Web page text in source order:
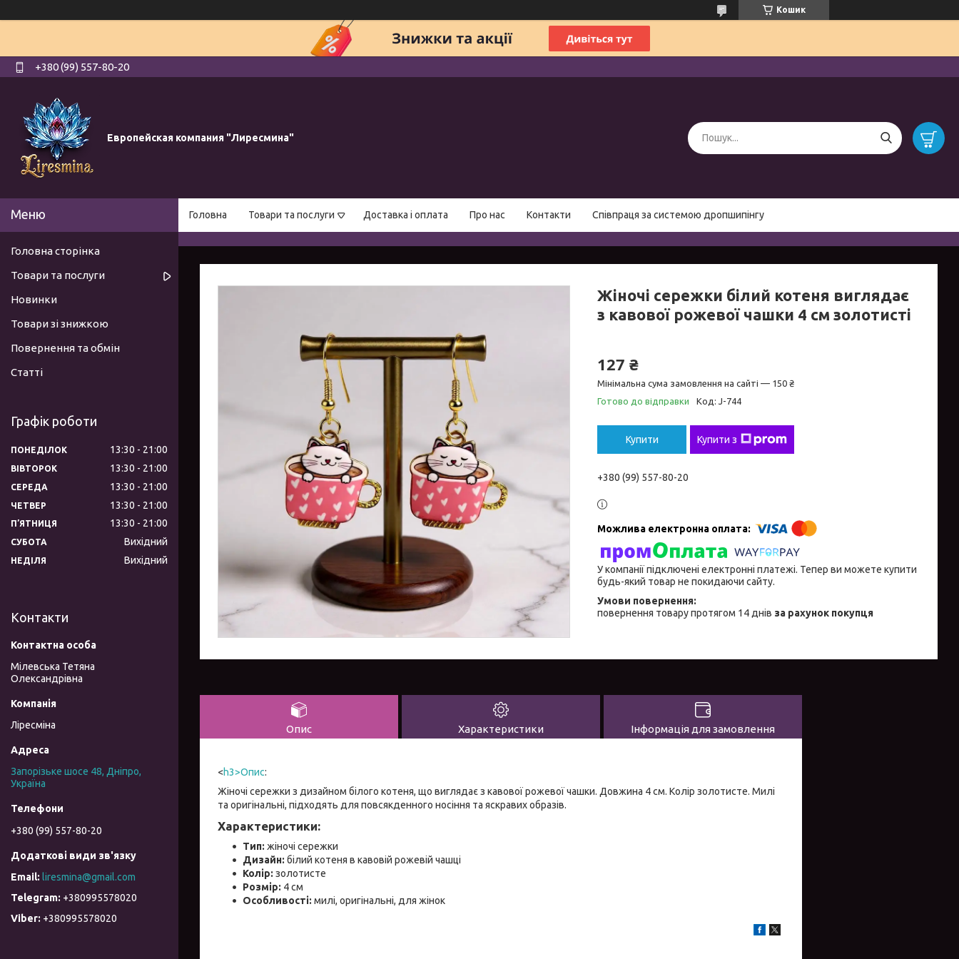
Кошик
+380 (99) 557-80-20
Европейская компания "Лиресмина"
Головна Товари та послуги Доставка і оплата Про нас Контакти Співпраця за системою дропшипінгу
Жіночі сережки білий котеня виглядає
з кавової рожевої чашки 4 см золотисті
127 ₴
Мінімальна сума замовлення на сайті — 150 ₴
Готово до відправки
Код: J-744
Купити Купити з
+380 (99) 557-80-20
У компанії підключені електронні платежі. Тепер ви можете купити
будь-який товар не покидаючи сайту.
повернення товару протягом 14 днів за рахунок покупця
Опис Характеристики Інформація для замовлення
<h3>Опис:
Жіночі сережки з дизайном білого котеня, що виглядає з кавової рожевої чашки. Довжина 4 см. Колір золотисте. Милі
та оригінальні, підходять для повсякденного носіння та яскравих образів.
Характеристики:
Тип: жіночі сережки
Дизайн: білий котеня в кавовій рожевій чашці
Колір: золотисте
Розмір: 4 см
Особливості: милі, оригінальні, для жінок
Головна сторінка
Товари та послуги
Новинки
Товари зі знижкою
Повернення та обмін
Статті
Графік роботи
ПОНЕДІЛОК 13:30 21:00
ВІВТОРОК 13:30 21:00
СЕРЕДА 13:30 21:00
ЧЕТВЕР 13:30 21:00
ПʼЯТНИЦЯ 13:30 21:00
СУБОТА Вихідний
НЕДІЛЯ Вихідний
Контакти
Мілевська Тетяна
Олександрівна
Ліресміна
Запорізьке шосе 48, Дніпро,
Україна
+380 (99) 557-80-20
liresmina@gmail.com
+380995578020
+380995578020